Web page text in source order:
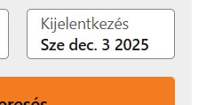
kezdődik.
erősítik a PV5 pozícióját
és rugalmas platform,
a személyszállítási